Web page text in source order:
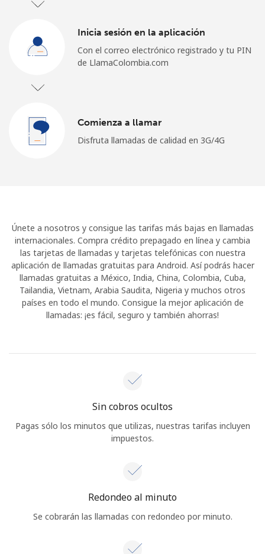
Inicia sesión en la aplicación
Con el correo electrónico registrado y tu PIN
de LlamaColombia.com
Comienza a llamar
Disfruta llamadas de calidad en 3G/4G
Únete a nosotros y consigue las tarifas más bajas en llamadas
internacionales. Compra crédito prepagado en línea y cambia
las tarjetas de llamadas y tarjetas telefónicas con nuestra
aplicación de llamadas gratuitas para Android. Así podrás hacer
llamadas gratuitas a México, India, China, Colombia, Cuba,
Tailandia, Vietnam, Arabia Saudita, Nigeria y muchos otros
países en todo el mundo. Consigue la mejor aplicación de
llamadas: ¡es fácil, seguro y también ahorras!
Sin cobros ocultos
Pagas sólo los minutos que utilizas, nuestras tarifas incluyen
impuestos.
Redondeo al minuto
Se cobrarán las llamadas con redondeo por minuto.